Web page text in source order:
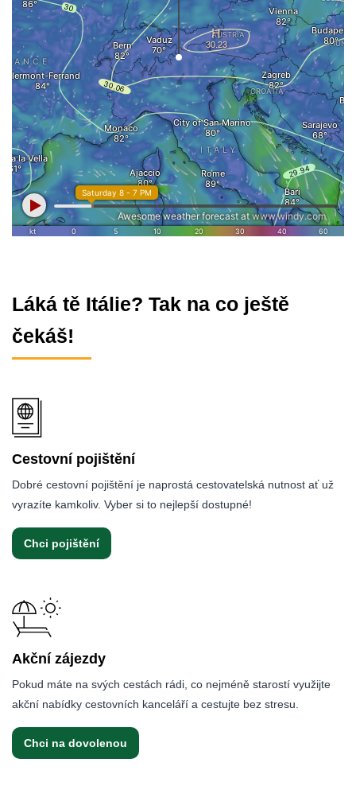
Láká tě Itálie? Tak na co ještě
čekáš!
Cestovní pojištění
Dobré cestovní pojištění je naprostá cestovatelská nutnost ať už
vyrazíte kamkoliv. Vyber si to nejlepší dostupné!
Chci pojištění
Akční zájezdy
Pokud máte na svých cestách rádi, co nejméně starostí využijte
akční nabídky cestovních kanceláří a cestujte bez stresu.
Chci na dovolenou